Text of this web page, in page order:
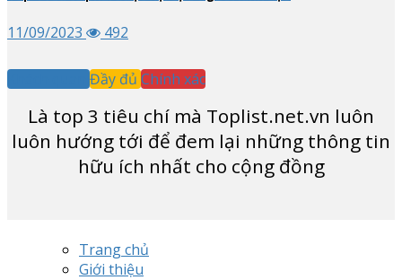
11/09/2023 492
Đầy đủ Chính xác
Là top 3 tiêu chí mà Toplist.net.vn luôn
luôn hướng tới để đem lại những thông tin
hữu ích nhất cho cộng đồng
Trang chủ
Giới thiệu